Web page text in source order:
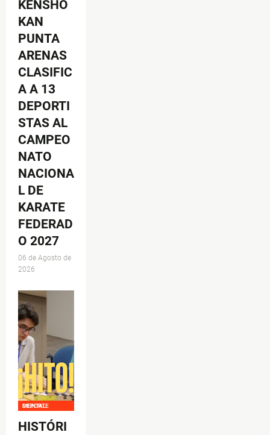
KENSHO
KAN
PUNTA
ARENAS
CLASIFIC
A A 13
DEPORTI
STAS AL
CAMPEO
NATO
NACIONA
L DE
KARATE
FEDERAD
O 2027
06 de Agosto de
2026
DEPORTE MENTAL
HISTÓRI